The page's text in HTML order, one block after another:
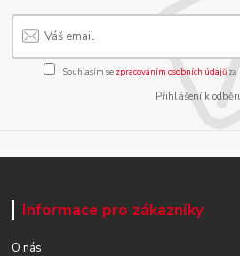
Souhlasím se zpracováním osobních údajůza
Přihlášení k
Informace pro zákazníky
O nás